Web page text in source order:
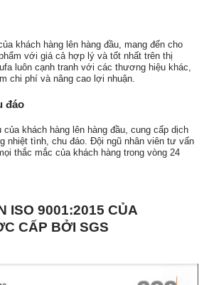
khách hàng lên hàng đầu, mang đến cho
với giá cả hợp lý và tốt nhất trên thị
luôn cạnh tranh với các thương hiệu khác,
chi phí và nâng cao lợi nhuận.
đáo
của khách hàng lên hàng đầu, cung cấp dịch
nhiệt tình, chu đáo. Đội ngũ nhân viên tư vấn
thắc mắc của khách hàng trong vòng 24
ISO 9001:2015 CỦA
CẤP BỞI SGS